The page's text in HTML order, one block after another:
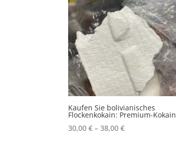
Kaufen Sie bolivianisches
Flockenkokain: Premium-Kokain
30,00€ – 38,00€Price